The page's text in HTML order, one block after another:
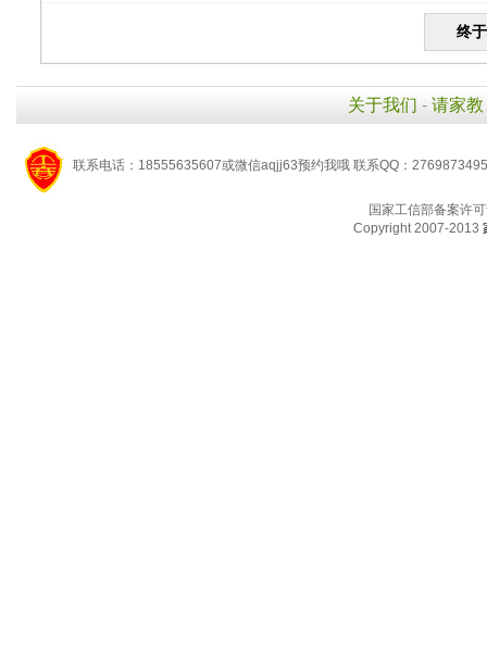
关于我们 - 请家教
联系电话：18555635607或微信aqjj63预约我哦 联系QQ：
国家工信部备案许
Copyright 2007-2013